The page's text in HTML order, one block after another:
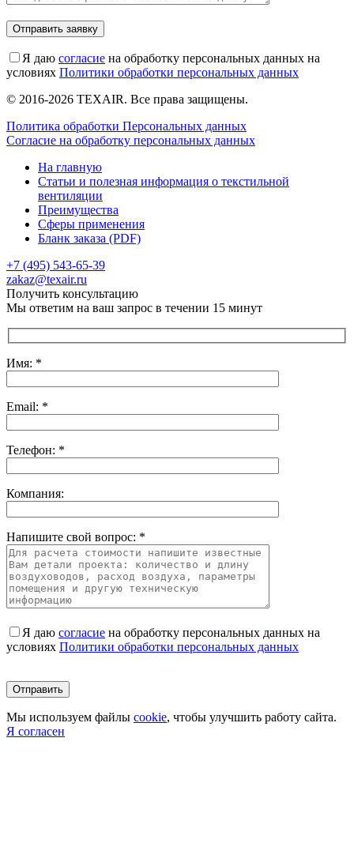
Я даю согласие на обработку персональных данных на
условиях Политики обработки персональных данных
© 2016-2026 TEXAIR. Все права защищены.
Политика обработки Персональных данных
Согласие на обработку персональных данных
На главную
Статьи и полезная информация о текстильной
вентиляции
Преимущества
Сферы применения
Бланк заказа (PDF)
+7 (495) 543-65-39
zakaz@texair.ru
Получить консультацию
Мы ответим на ваш запрос в течении 15 минут
Имя: *
Email: *
Телефон: *
Компания:
Напишите свой вопрос: *
Я даю согласие на обработку персональных данных на
условиях Политики обработки персональных данных
Мы используем файлы cookie, чтобы улучшить работу сайта.
Я согласен